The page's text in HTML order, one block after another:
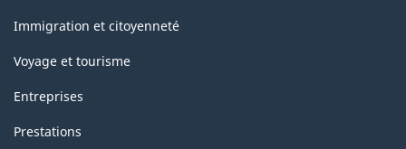
sujets
Immigration et citoyenneté
Voyage et tourisme
Entreprises
Prestations